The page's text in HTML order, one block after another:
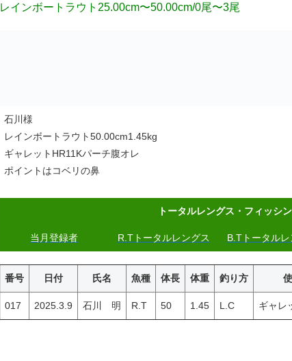
レインボートラウト25.00cm〜50.00cm/0尾〜3尾
石川様
レインボートラウト50.00cm1.45kg
ギャレットHR11Kパーチ腹オレ
ポイントはコベリの鼻
トータルレングス・フィッシ
当月登録者 R.Tトータルレングス B.Tトータルレ
番号 日付 氏名 魚種 体長 体重 釣り方
017 2025.3.9 石川 明 R.T 50 1.45 L.C ギャレ